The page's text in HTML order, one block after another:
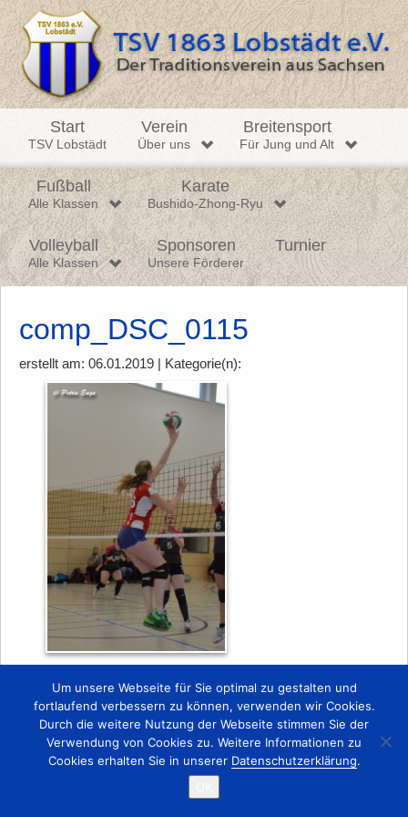
Start
TSV Lobstädt
Verein
Über uns
Breitensport
Für Jung und Alt
Fußball
Alle Klassen
Karate
Bushido-Zhong-Ryu
Volleyball
Alle Klassen
Sponsoren
Unsere Förderer
Turnier
comp_DSC_0115
erstellt am: 06.01.2019 | Kategorie(n):
Zurück
Startseite Kontakt Impressum
Copyright © 2015 TSV 1863 Lobstädt e.V.
Um unsere Webseite für Sie optimal zu gestalten und
fortlaufend verbessern zu können, verwenden wir Cookies.
Durch die weitere Nutzung der Webseite stimmen Sie der
Verwendung von Cookies zu. Weitere Informationen zu
Cookies erhalten Sie in unserer Datenschutzerklärung.